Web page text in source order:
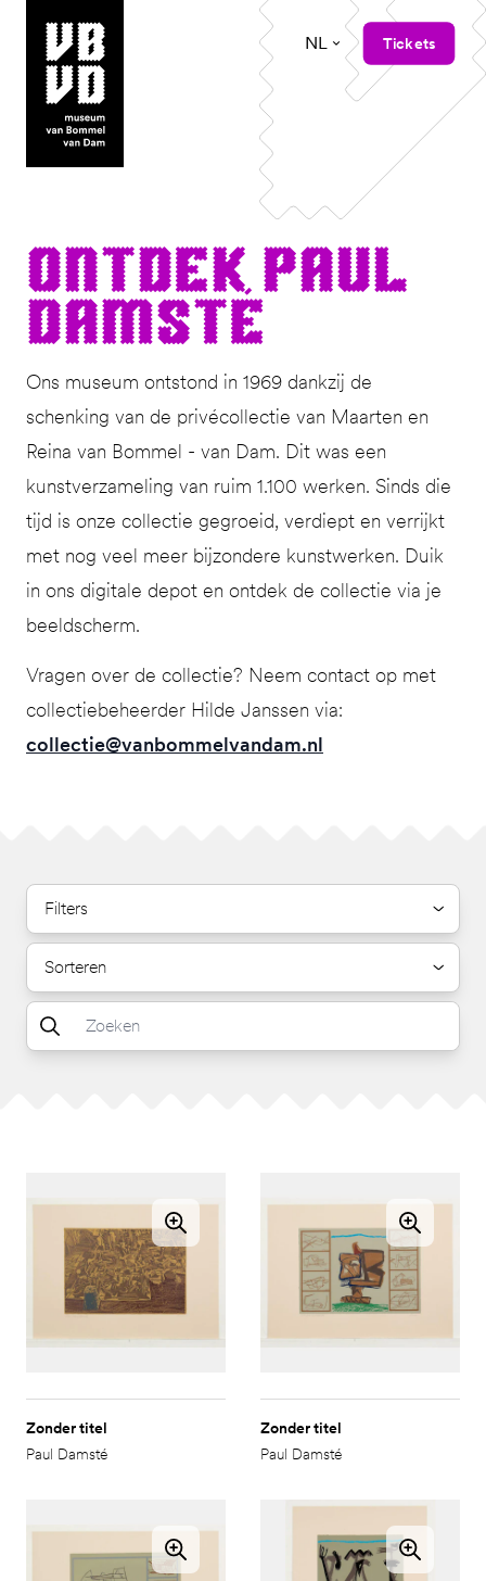
museum van Bommel van Dam
NL Tickets
Ont­dek Paul
Damsté
Ons museum ontstond in 1969 dankzij de
schenking van de privécollectie van Maarten en
Reina van Bommel - van Dam. Dit was een
kunstverzameling van ruim 1.100 werken. Sinds die
tijd is onze collectie gegroeid, verdiept en verrijkt
met nog veel meer bijzondere kunstwerken. Duik
in ons digitale depot en ontdek de collectie via je
beeldscherm.
Vragen over de collectie? Neem contact op met
collectiebeheerder Hilde Janssen via:
collectie@vanbommelvandam.nl
Filters
Sorteren
Zonder titel
Paul Damsté
Zonder titel
Paul Damsté